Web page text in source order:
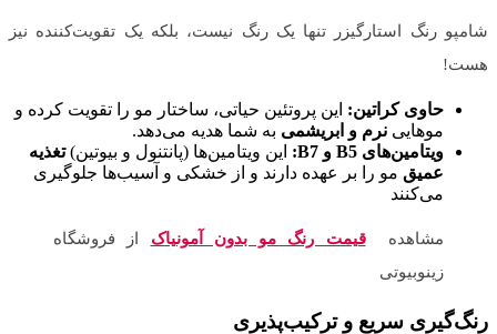
شامپو رنگ استارگیزر تنها یک رنگ نیست، بلکه یک تقویت‌کننده نیز
هست!
حاوی کراتین: این پروتئین حیاتی، ساختار مو را تقویت کرده و
موهایی نرم و ابریشمی به شما هدیه می‌دهد.
ویتامین‌های B5 و B7:
این ویتامین‌ها (پانتنول و بیوتین)تغذیه
عمیق مو را بر عهده دارند و از خشکی و آسیب‌ها جلوگیری
می‌کنند
مشاهدهقیمت رنگ مو بدون آمونیاک از فروشگاه
زینوبیوتی
رنگ‌گیری سریع و ترکیب‌پذیری